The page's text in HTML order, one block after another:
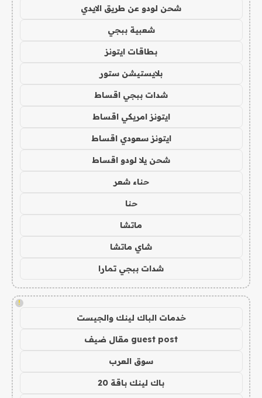
شحن لودو عن طريق الايدي
شعبية ببجي
بطاقات ايتونز
بلايستيشن ستور
شدات ببجي اقساط
ايتونز امريكي اقساط
ايتونز سعودي اقساط
شحن يلا لودو اقساط
حناء شعر
حنا
ماتشا
شاي ماتشا
شدات ببجي تمارا
!
خدمات الباك لينك والجيست
guest post مقال ضيف
سوق العرب
باك لينك باقة 20